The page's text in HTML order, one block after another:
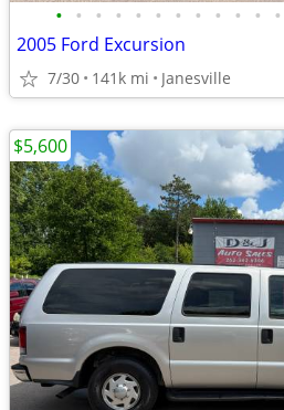
• • • • • • • • • • • •
2005 Ford Excursion
7/30 141k mi Janesville
$5,600